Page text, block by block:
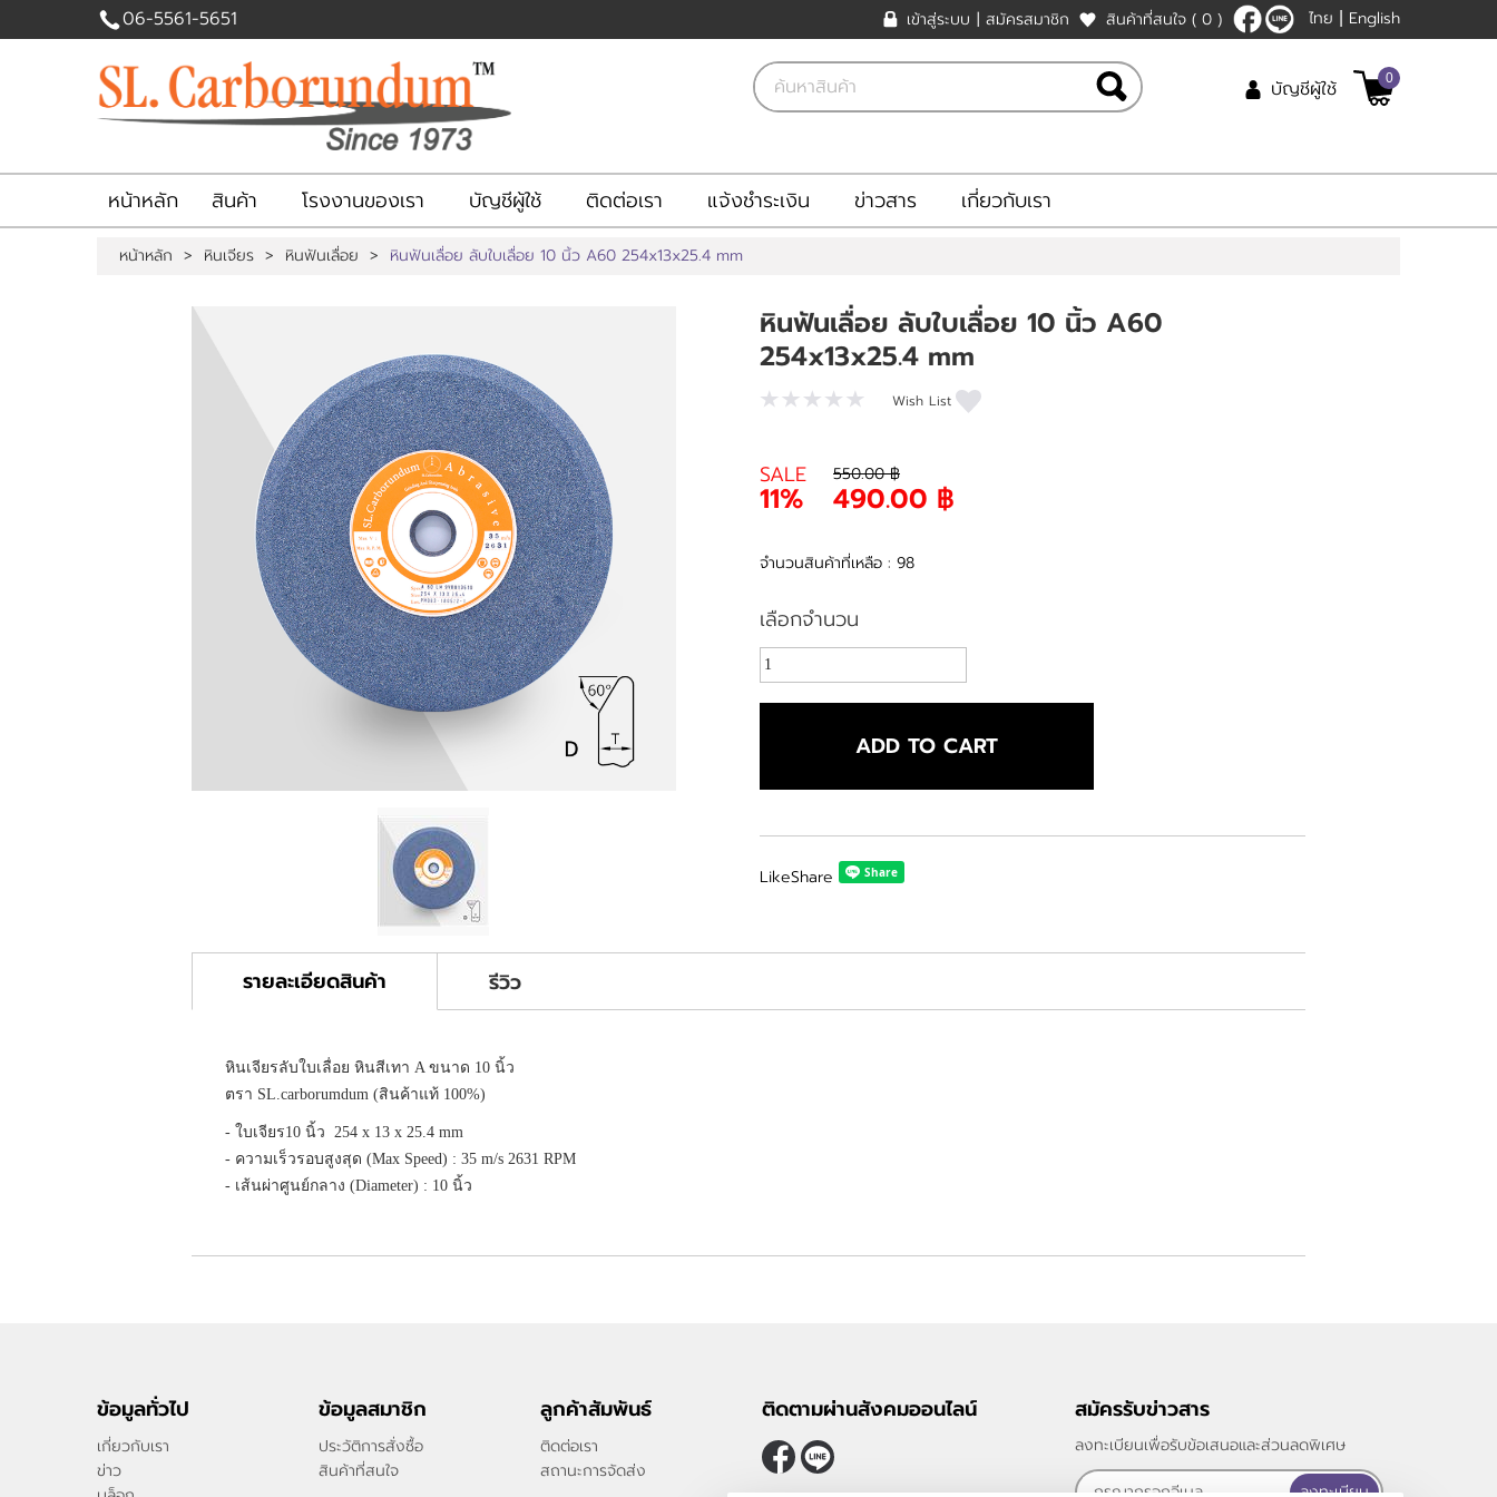
สินค้าที่สนใจ
06-5561-5651 เข้าสู่ระบบ | สมัครสมาชิก สินค้าที่สนใจ ( 0 ) ไทย English
บัญชีผู้ใช้ 0
หน้าหลัก สินค้า โรงงานของเรา บัญชีผู้ใช้ ติดต่อเรา แจ้งชำระเงิน ข่าวสาร เกี่ยวกับเรา
หน้าหลัก > หินเจียร > หินฟันเลื่อย > หินฟันเลื่อย ลับใบเลื่อย 10 นิ้ว A60 254x13x25.4 mm
หินฟันเลื่อย ลับใบเลื่อย 10 นิ้ว A60
254x13x25.4 mm
Wish List
SALE
11%
550.00 ฿
490.00 ฿
จำนวนสินค้าที่เหลือ : 98
เลือกจำนวน
ADD TO CART
LikeShare
รายละเอียดสินค้า รีวิว
หินเจียรลับใบเลื่อย หินสีเทา A ขนาด 10 นิ้ว
ตรา SL.carborumdum (สินค้าแท้ 100%)
- ใบเจียร10 นิ้ว 254 x 13 x 25.4 mm
- ความเร็วรอบสูงสุด (Max Speed) : 35 m/s 2631 RPM
- เส้นผ่าศูนย์กลาง (Diameter) : 10 นิ้ว
ข้อมูลทั่วไป
เกี่ยวกับเรา
ข่าว
ข้อมูลสมาชิก
ประวัติการสั่งซื้อ
สินค้าที่สนใจ
ลูกค้าสัมพันธ์
ติดต่อเรา
สถานะการจัดส่ง
ติดตามผ่านสังคมออนไลน์ สมัครรับข่าวสาร
ลงทะเบียนเพื่อรับข้อเสนอและส่วนลดพิเศษ
ลงทะเบียน